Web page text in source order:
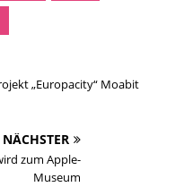
„Europacity“ Moabit
NÄCHSTER
zum Apple-
Museum